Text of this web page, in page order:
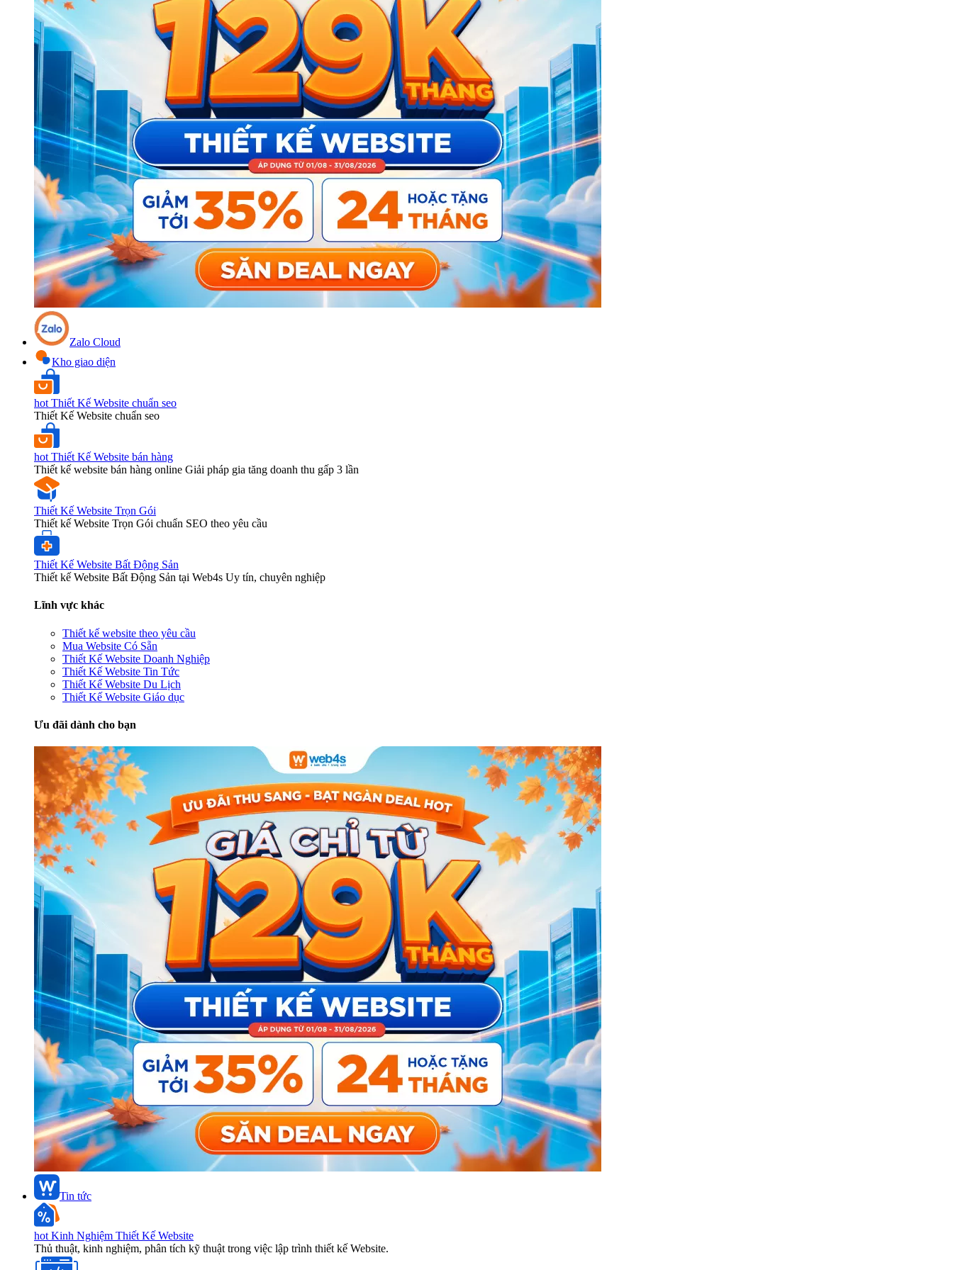
Zalo Cloud
Kho giao diện
hot Thiết Kế Website chuẩn seo
Thiết Kế Website chuẩn seo
hot Thiết Kế Website bán hàng
Thiết kế website bán hàng online Giải pháp gia tăng doanh thu gấp 3 lần
Thiết Kế Website Trọn Gói
Thiết kế Website Trọn Gói chuẩn SEO theo yêu cầu
Thiết Kế Website Bất Động Sản
Thiết kế Website Bất Động Sản tại Web4s Uy tín, chuyên nghiệp
Lĩnh vực khác
Thiết kế website theo yêu cầu
Mua Website Có Sẵn
Thiết Kế Website Doanh Nghiệp
Thiết Kế Website Tin Tức
Thiết Kế Website Du Lịch
Thiết Kế Website Giáo dục
Ưu đãi dành cho bạn
Tin tức
hot Kinh Nghiệm Thiết Kế Website
Thủ thuật, kinh nghiệm, phân tích kỹ thuật trong việc lập trình thiết kế Website.